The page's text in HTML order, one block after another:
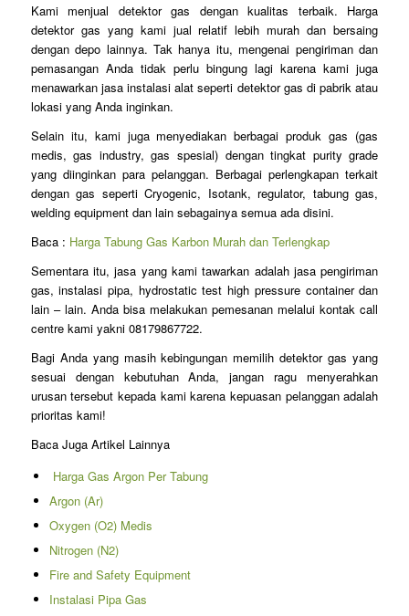
Kami menjual detektor gas dengan kualitas terbaik. Harga
detektor gas yang kami jual relatif lebih murah dan bersaing
dengan depo lainnya. Tak hanya itu, mengenai pengiriman dan
pemasangan Anda tidak perlu bingung lagi karena kami juga
menawarkan jasa instalasi alat seperti detektor gas di pabrik atau
lokasi yang Anda inginkan.
Selain itu, kami juga menyediakan berbagai produk gas (gas
medis, gas industry, gas spesial) dengan tingkat purity grade
yang diinginkan para pelanggan. Berbagai perlengkapan terkait
dengan gas seperti Cryogenic, Isotank, regulator, tabung gas,
welding equipment dan lain sebagainya semua ada disini.
Baca : Harga Tabung Gas Karbon Murah dan Terlengkap
Sementara itu, jasa yang kami tawarkan adalah jasa pengiriman
gas, instalasi pipa, hydrostatic test high pressure container dan
lain – lain. Anda bisa melakukan pemesanan melalui kontak call
centre kami yakni 08179867722.
Bagi Anda yang masih kebingungan memilih detektor gas yang
sesuai dengan kebutuhan Anda, jangan ragu menyerahkan
urusan tersebut kepada kami karena kepuasan pelanggan adalah
prioritas kami!
Baca Juga Artikel Lainnya
Harga Gas Argon Per Tabung
Argon (Ar)
Oxygen (O2) Medis
Nitrogen (N2)
Fire and Safety Equipment
Instalasi Pipa Gas